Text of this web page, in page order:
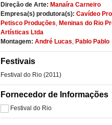
Direção de Arte: Manaíra Carneiro
Empresa(s) produtora(s): Cavídeo
Petisco Produções, Meninas do Rio
Artísticas Ltda
Montagem: André Lucas, Pablo Pablo
Festivais
Festival do Rio (2011)
Fornecedor de Informações
Festival do Rio